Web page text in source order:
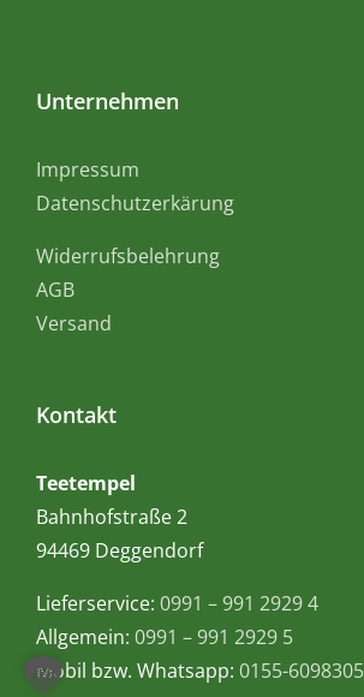
Unternehmen
Impressum
Datenschutzerkärung
Widerrufsbelehrung
AGB
Versand
Kontakt
Teetempel
Bahnhofstraße 2
94469 Deggendorf
Lieferservice: 0991 – 991 2929 4
Allgemein: 0991 – 991 2929 5
Mobil bzw. Whatsapp: 0155-